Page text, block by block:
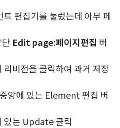
편집기를 눌렀는데 아무 페
Edit page:페이지편집 버
비전을 클릭하여 과거 저장
앙에 있는 Element 편집 버
있는 Update 클릭